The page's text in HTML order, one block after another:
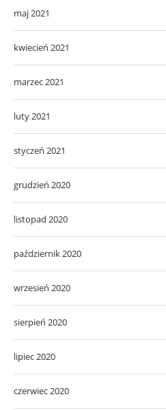
maj 2021
kwiecień 2021
marzec 2021
luty 2021
styczeń 2021
grudzień 2020
listopad 2020
październik 2020
wrzesień 2020
sierpień 2020
lipiec 2020
czerwiec 2020